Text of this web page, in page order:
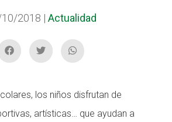
2018 | Actualidad
los niños disfrutan de
artísticas… que ayudan a
ESPLAIS